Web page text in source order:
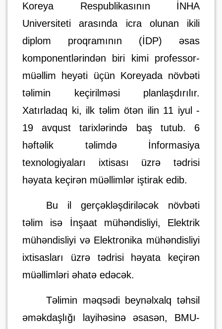
Koreya Respublikasının İNHA
Universiteti arasında icra olunan ikili
diplom proqramının (İDP) əsas
komponentlərindən biri kimi professor-
müəllim heyəti üçün Koreyada növbəti
təlimin keçirilməsi planlaşdırılır.
Xatırladaq ki, ilk təlim ötən ilin 11 iyul -
19 avqust tarixlərində baş tutub. 6
həftəlik təlimdə İnformasiya
texnologiyaları ixtisası üzrə tədrisi
həyata keçirən müəllimlər iştirak edib.
Bu il gerçəkləşdiriləcək növbəti
təlim isə İnşaat mühəndisliyi, Elektrik
mühəndisliyi və Elektronika mühəndisliyi
ixtisasları üzrə tədrisi həyata keçirən
müəllimləri əhatə edəcək.
Təlimin məqsədi beynəlxalq təhsil
əməkdaşlığı layihəsinə əsasən, BMU-